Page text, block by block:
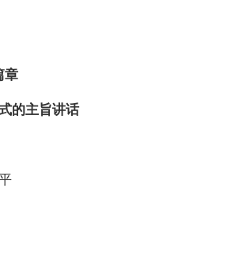
章
的主旨讲话